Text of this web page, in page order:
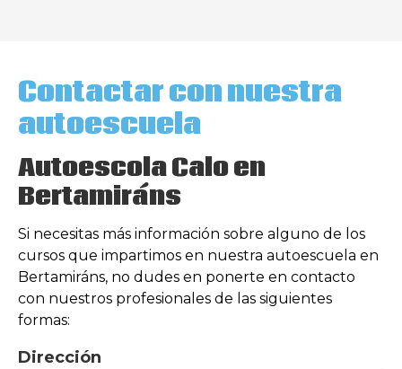
Contactar con nuestra
autoescuela
Autoescola Calo en
Bertamiráns
Si necesitas más información sobre alguno de los
cursos que impartimos en nuestra autoescuela en
Bertamiráns, no dudes en ponerte en contacto
con nuestros profesionales de las siguientes
formas:
Dirección